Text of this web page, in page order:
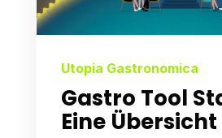
Utopia Gastronomica
Gastro Tool
Eine Übersicht